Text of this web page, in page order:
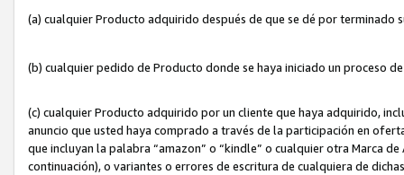
(a) cualquier Producto adquirido después de que se dé por terminado
(b) cualquier pedido de Producto donde se haya iniciado un proceso
(c) cualquier Producto adquirido por un cliente que haya adquirido,
anuncio que usted haya comprado a través de la participación en
que incluyan la palabra “amazon” o “kindle” o cualquier otra Marca
continuación), o variantes o errores de escritura de cualquiera de